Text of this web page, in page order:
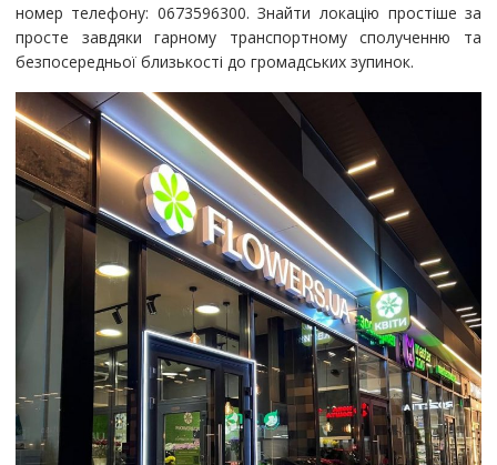
номер телефону: 0673596300. Знайти локацію простіше за
просте завдяки гарному транспортному сполученню та
безпосередньої близькості до громадських зупинок.